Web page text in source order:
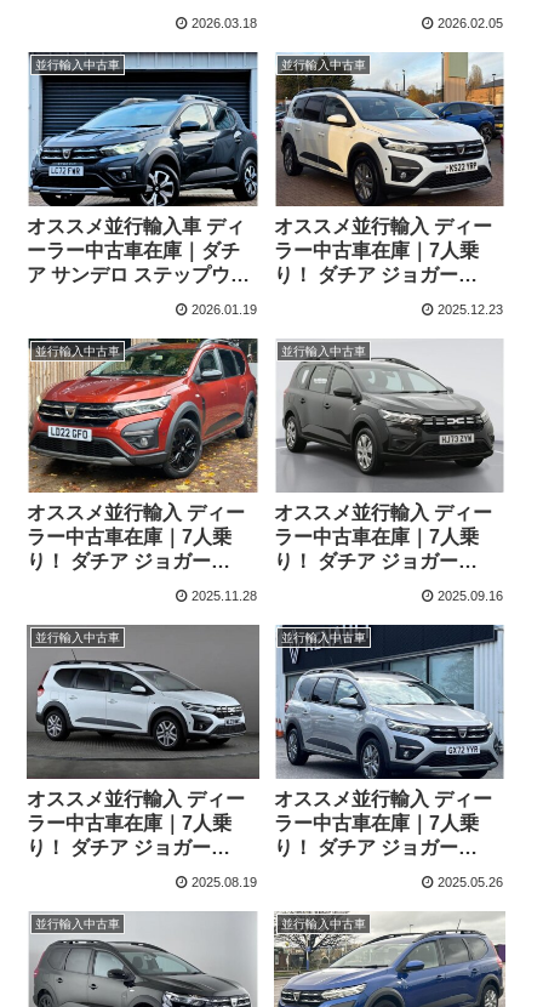
2026.03.18
ーターMPVの概要・スペ
2026.02.05
並行輸入中古車
オススメ並行輸入車 ディ
ーラー中古車在庫｜ダチ
ア サンデロ ステップウェ
イ プレステージ Tce90
2026.01.19
並行輸入中古車
オススメ並行輸入 ディー
ラー中古車在庫｜7人乗
り！ ダチア ジョガー
2025.12.23
並行輸入中古車
オススメ並行輸入 ディー
ラー中古車在庫｜7人乗
り！ ダチア ジョガー
2025.11.28
並行輸入中古車
オススメ並行輸入 ディー
ラー中古車在庫｜7人乗
り！ ダチア ジョガー
2025.09.16
並行輸入中古車
オススメ並行輸入 ディー
ラー中古車在庫｜7人乗
り！ ダチア ジョガー
2025.08.19
並行輸入中古車
オススメ並行輸入 ディー
ラー中古車在庫｜7人乗
り！ ダチア ジョガー
Comfort TCe110 6MT 右
2025.05.26
並行輸入中古車 並行輸入中古車